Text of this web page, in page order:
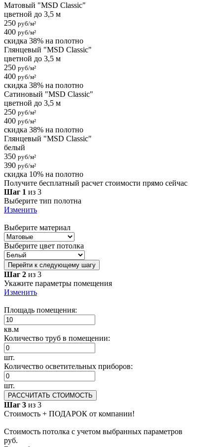
Матовый "MSD Classic"
цветной до 3,5 м
250 руб/м²
400 руб/м²
скидка 38% на полотно
Глянцевый "MSD Classic"
цветной до 3,5 м
250 руб/м²
400 руб/м²
скидка 38% на полотно
Сатиновый "MSD Classic"
цветной до 3,5 м
250 руб/м²
400 руб/м²
скидка 38% на полотно
Глянцевый "MSD Classic"
белый
350 руб/м²
390 руб/м²
скидка 10% на полотно
Получите бесплатный расчет стоимости прямо сейчас
Шаг 1 из 3
Выберите тип полотна
Изменить
Выберите материал
Выберите цвет потолка
Перейти к следующему шагу
Шаг 2 из 3
Укажите параметры помещения
Изменить
Площадь помещения:
кв.м
Количество труб в помещении:
шт.
Количество осветительных приборов:
шт.
РАССЧИТАТЬ СТОИМОСТЬ
Шаг 3 из 3
Стоимость + ПОДАРОК от компании!
Стоимость потолка с учетом выбранных параметров
руб.